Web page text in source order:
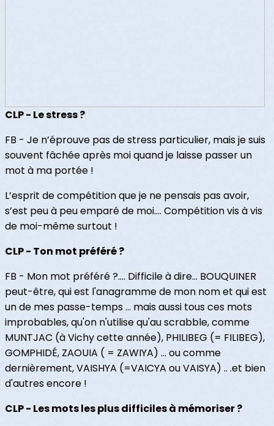
CLP - Le stress ?
FB - Je n’éprouve pas de stress particulier, mais je suis
souvent fâchée après moi quand je laisse passer un
mot à ma portée !
L’esprit de compétition que je ne pensais pas avoir,
s’est peu à peu emparé de moi…. Compétition vis à vis
de moi-même surtout !
CLP - Ton mot préféré ?
FB - Mon mot préféré ?…. Difficile à dire… BOUQUINER
peut-être, qui est l'anagramme de mon nom et qui est
un de mes passe-temps ... mais aussi tous ces mots
improbables, qu'on n'utilise qu'au scrabble, comme
MUNTJAC (à Vichy cette année), PHILIBEG (= FILIBEG),
GOMPHIDÉ, ZAOUIA ( = ZAWIYA) … ou comme
dernièrement, VAISHYA (=VAICYA ou VAISYA) .. .et bien
d'autres encore !
CLP - Les mots les plus difficiles à mémoriser ?